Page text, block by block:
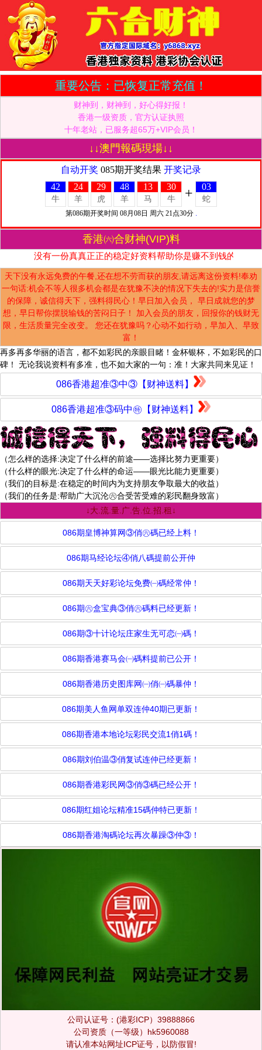
重要公告：已恢复正常充值！
财神到，财神到，好心得好报！
香港一级资质，官方认证执照
十年老站，已服务超65万+VIP会员！
↓↓澳門報碼現場↓↓
香港㈥合财神(VIP)料
没有一份真真正正的稳定好资料帮助你是赚不到钱的，不
天下没有永远免费的午餐,还在想不劳而获的朋友,请远离这份资料!奉劝
一句话:机会不等人很多机会都是在犹豫不决的情况下失去的!实力是信誉
的保障，诚信得天下，强料得民心！早日加入会员， 早日成就您的梦
想，早日帮你摆脱输钱的苦闷日子！ 加入会员的朋友，回报你的钱财无
限，生活质量完全改变。 您还在犹豫吗？心动不如行动，早加入、早致
富！
再多再多华丽的语言，都不如彩民的亲眼目睹！金杯银杯，不如彩民的口
碑！ 无论我说资料有多准，也不如大家的一句：准！大家共同来见证！
086香港超准③中③【财神送料】
086香港超准③码中㊕【财神送料】
（怎么样的选择:决定了什么样的前途——选择比努力更重要）
（什么样的眼光:决定了什么样的命运——眼光比能力更重要）
（我们的目标是:在稳定的时间内为支持朋友争取最大的收益）
（我们的任务是:帮助广大沉沦㊅合受苦受难的彩民翻身致富）
↓大.流.量.广.告.位.招.租↓
086期皇博神算网③俏㊅碼已经上料！
086期马经论坛④俏八碼提前公开仲
086期天天好彩论坛免费㈠碼经常仲！
086期㊅盒宝典③俏㊅碼料已经更新！
086期③十计论坛庄家生无可恋㈠碼！
086期香港赛马会㈠碼料提前已公开！
086期香港历史图库网㈠俏㈠碼暴仲！
086期美人鱼网单双连仲40期已更新！
086期香港本地论坛彩民交流1俏1碼！
086期刘伯温③俏复试连仲已经更新！
086期香港彩民网③俏③碼已经公开！
086期红姐论坛精准15碼仲特已更新！
086期香港淘碼论坛再次暴躁③仲③！
公司认证号：(港彩ICP）39888866
公司资质（一等级）hk5960088
请认准本站网址ICP证号，以防假冒!